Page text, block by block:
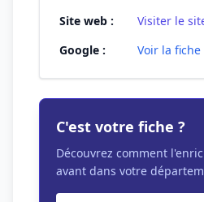
Site web :
Visiter le
Google :
Voir la
C'est votre fiche ?
Découvrez comment
avant dans votre